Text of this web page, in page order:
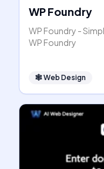
WP Foundry
WP Foundry -
WP Foundry
🕸Web Design